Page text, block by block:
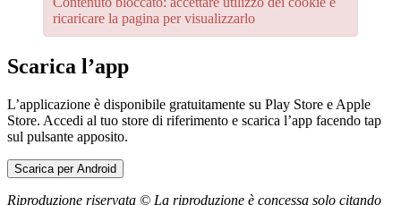
ricaricare la pagina per visualizzarlo
Scarica l’app
L’applicazione è disponibile gratuitamente su Play Store e Apple
Store. Accedi al tuo store di riferimento e scarica l’app facendo tap
sul pulsante apposito.
Scarica per Android
Riproduzione riservata © La riproduzione è concessa solo citando